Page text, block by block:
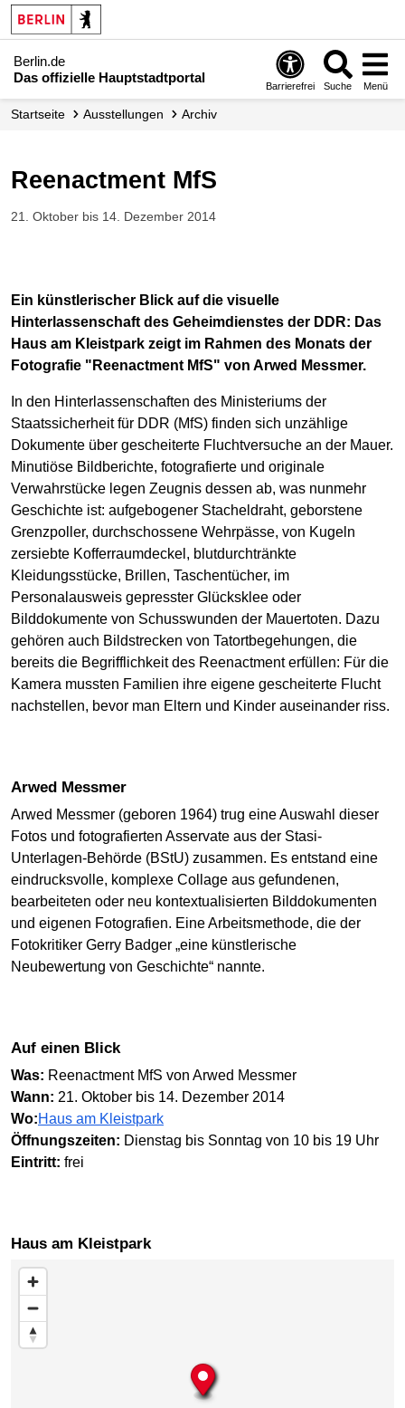
Berlin.de
Das offizielle Hauptstadtportal
Barrierefrei Suche Menü
Startseite Ausstellungen Archiv
Reenactment MfS
21. Oktober bis 14. Dezember 2014
Ein künstlerischer Blick auf die visuelle
Hinterlassenschaft des Geheimdienstes der DDR: Das
Haus am Kleistpark zeigt im Rahmen des Monats der
Fotografie "Reenactment MfS" von Arwed Messmer.
In den Hinterlassenschaften des Ministeriums der
Staatssicherheit für DDR (MfS) finden sich unzählige
Dokumente über gescheiterte Fluchtversuche an der Mauer.
Minutiöse Bildberichte, fotografierte und originale
Verwahrstücke legen Zeugnis dessen ab, was nunmehr
Geschichte ist: aufgebogener Stacheldraht, geborstene
Grenzpoller, durchschossene Wehrpässe, von Kugeln
zersiebte Kofferraumdeckel, blutdurchtränkte
Kleidungsstücke, Brillen, Taschentücher, im
Personalausweis gepresster Glücksklee oder
Bilddokumente von Schusswunden der Mauertoten. Dazu
gehören auch Bildstrecken von Tatortbegehungen, die
bereits die Begrifflichkeit des Reenactment erfüllen: Für die
Kamera mussten Familien ihre eigene gescheiterte Flucht
nachstellen, bevor man Eltern und Kinder auseinander riss.
Arwed Messmer
Arwed Messmer (geboren 1964) trug eine Auswahl dieser
Fotos und fotografierten Asservate aus der Stasi-
Unterlagen-Behörde (BStU) zusammen. Es entstand eine
eindrucksvolle, komplexe Collage aus gefundenen,
bearbeiteten oder neu kontextualisierten Bilddokumenten
und eigenen Fotografien. Eine Arbeitsmethode, die der
Fotokritiker Gerry Badger „eine künstlerische
Neubewertung von Geschichte“ nannte.
Auf einen Blick
Was: Reenactment MfS von Arwed Messmer
Wann: 21. Oktober bis 14. Dezember 2014
Wo:Haus am Kleistpark
Öffnungszeiten: Dienstag bis Sonntag von 10 bis 19 Uhr
Eintritt: frei
Haus am Kleistpark
Karte überspringen